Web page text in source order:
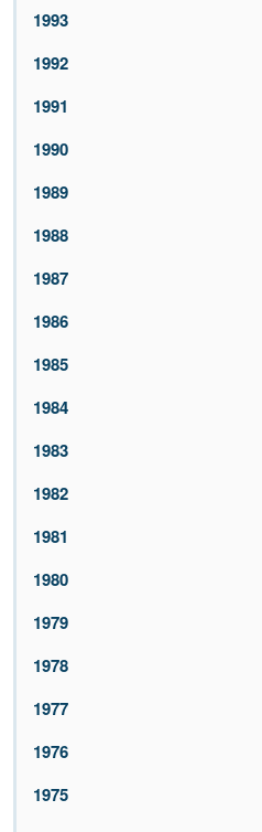
1993
1992
1991
1990
1989
1988
1987
1986
1985
1984
1983
1982
1981
1980
1979
1978
1977
1976
1975